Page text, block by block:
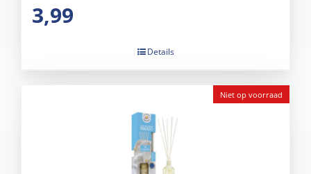
3,99
Details
Niet op voorraad